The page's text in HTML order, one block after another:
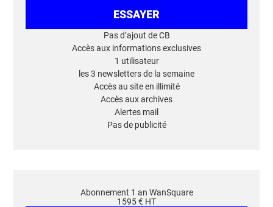
ESSAYER
Pas d’ajout de CB
Accès aux informations exclusives
1 utilisateur
les 3 newsletters de la semaine
Accès au site en illimité
Accès aux archives
Alertes mail
Pas de publicité
Abonnement 1 an WanSquare
1595 € HT